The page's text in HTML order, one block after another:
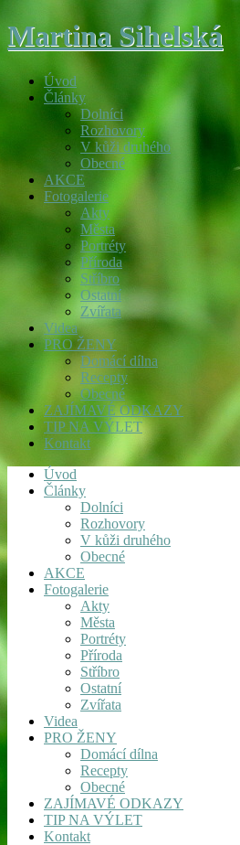
Martina Sihelská
Úvod
Články
Dolníci
Rozhovory
V kůži druhého
Obecné
AKCE
Fotogalerie
Akty
Města
Portréty
Příroda
Stříbro
Ostatní
Zvířata
Videa
PRO ŽENY
Domácí dílna
Recepty
Obecné
ZAJÍMAVÉ ODKAZY
TIP NA VÝLET
Kontakt
Úvod
Články
Dolníci
Rozhovory
V kůži druhého
Obecné
AKCE
Fotogalerie
Akty
Města
Portréty
Příroda
Stříbro
Ostatní
Zvířata
Videa
PRO ŽENY
Domácí dílna
Recepty
Obecné
ZAJÍMAVÉ ODKAZY
TIP NA VÝLET
Kontakt